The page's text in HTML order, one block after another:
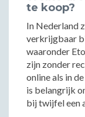
te koop?
In Nederland
verkrijgbaar
waaronder
zijn zonder
online als in
is belangrijk
bij twijfel een